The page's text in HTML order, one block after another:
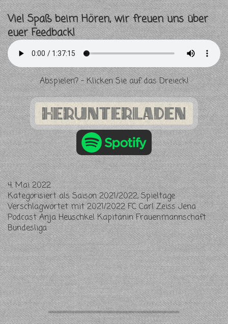
Viel Spaß beim Hören, wir freuen uns über
euer Feedback!
Abspielen? – Klicken Sie auf das Dreieck!
herunterladen
4. Mai 2022
Kategorisiert alsSaison 2021/2022,Spieltage
Verschlagwortet mit2021/2022 FC Carl Zeiss Jena
Podcast Anja Heuschkel Kapitänin Frauenmannschaft
Bundesliga